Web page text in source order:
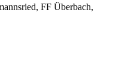
FF Überbach,